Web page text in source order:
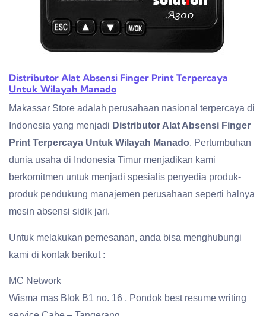
Distributor Alat Absensi Finger Print Terpercaya
Untuk Wilayah Manado
Makassar Store adalah perusahaan nasional terpercaya di
Indonesia yang menjadi Distributor Alat Absensi Finger
Print Terpercaya Untuk Wilayah Manado. Pertumbuhan
dunia usaha di Indonesia Timur menjadikan kami
berkomitmen untuk menjadi spesialis penyedia produk-
produk pendukung manajemen perusahaan seperti halnya
mesin absensi sidik jari.
Untuk melakukan pemesanan, anda bisa menghubungi
kami di kontak berikut :
MC Network
Wisma mas Blok B1 no. 16 , Pondok best resume writing